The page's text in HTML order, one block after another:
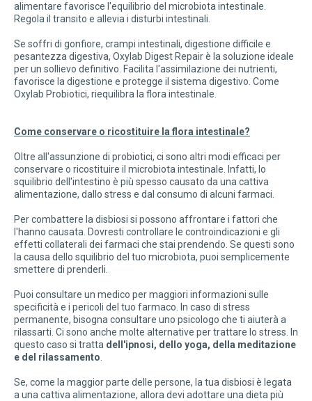
alimentare favorisce l'equilibrio del microbiota intestinale.
Regola il transito e allevia i disturbi intestinali.
Se soffri di gonfiore, crampi intestinali, digestione difficile e
pesantezza digestiva, Oxylab Digest Repair è la soluzione ideale
per un sollievo definitivo. Facilita l'assimilazione dei nutrienti,
favorisce la digestione e protegge il sistema digestivo. Come
Oxylab Probiotici, riequilibra la flora intestinale.
Come conservare o ricostituire la flora intestinale?
Oltre all'assunzione di probiotici, ci sono altri modi efficaci per
conservare o ricostituire il microbiota intestinale. Infatti, lo
squilibrio dell'intestino è più spesso causato da una cattiva
alimentazione, dallo stress e dal consumo di alcuni farmaci.
Per combattere la disbiosi si possono affrontare i fattori che
l'hanno causata. Dovresti controllare le controindicazioni e gli
effetti collaterali dei farmaci che stai prendendo. Se questi sono
la causa dello squilibrio del tuo microbiota, puoi semplicemente
smettere di prenderli.
Puoi consultare un medico per maggiori informazioni sulle
specificità e i pericoli del tuo farmaco. In caso di stress
permanente, bisogna consultare uno psicologo che ti aiuterà a
rilassarti. Ci sono anche molte alternative per trattare lo stress. In
questo caso si tratta dell'ipnosi, dello yoga, della meditazione
e del rilassamento
Se, come la maggior parte delle persone, la tua disbiosi è legata
a una cattiva alimentazione, allora devi adottare una dieta più